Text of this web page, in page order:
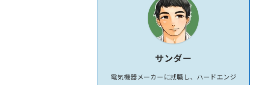
サンダー
電気機器メーカーに就職し、ハードエンジ